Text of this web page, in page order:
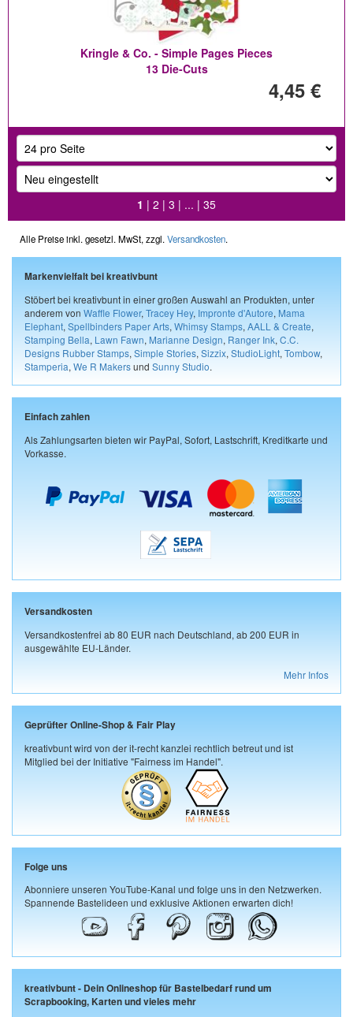
Kringle & Co. - Simple Pages Pieces
13 Die-Cuts
4,45 €
1 | 2 | 3 | ... | 35
Alle Preise inkl. gesetzl. MwSt, zzgl. Versandkosten.
Markenvielfalt bei kreativbunt
Stöbert bei kreativbunt in einer großen Auswahl an Produkten, unter
anderem von Waffle Flower, Tracey Hey, Impronte d'Autore, Mama
Elephant, Spellbinders Paper Arts, Whimsy Stamps, AALL & Create,
Stamping Bella, Lawn Fawn, Marianne Design, Ranger Ink, C.C.
Designs Rubber Stamps, Simple Stories, Sizzix, StudioLight, Tombow,
Stamperia, We R Makersund Sunny Studio.
Einfach zahlen
Als Zahlungsarten bieten wir PayPal, Sofort, Lastschrift, Kreditkarte und
Vorkasse.
Versandkosten
Versandkostenfrei ab 80 EUR nach Deutschland, ab 200 EUR in
ausgewählte EU-Länder.
Mehr Infos
Geprüfter Online-Shop & Fair Play
kreativbunt wird von der it-recht kanzlei rechtlich betreut und ist
Mitglied bei der Initiative "Fairness im Handel".
Folge uns
Abonniere unseren YouTube-Kanal und folge uns in den Netzwerken.
Spannende Bastelideen und exklusive Aktionen erwarten dich!
kreativbunt - Dein Onlineshop für Bastelbedarf rund um
Scrapbooking, Karten und vieles mehr